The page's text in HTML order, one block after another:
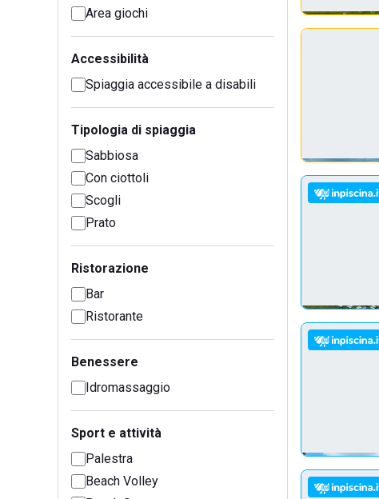
Area giochi
Accessibilità
Spiaggia accessibile a disabili
Tipologia di spiaggia
Sabbiosa
Con ciottoli
Scogli
Prato
Ristorazione
Bar
Ristorante
Benessere
Idromassaggio
Sport e attività
Palestra
Beach Volley